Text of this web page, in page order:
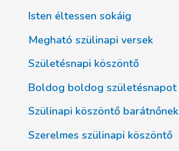
Isten éltessen sokáig
Megható szülinapi versek
Születésnapi köszöntő
Boldog boldog születésnapot
Szülinapi köszöntő barátnőnek
Szerelmes szülinapi köszöntő